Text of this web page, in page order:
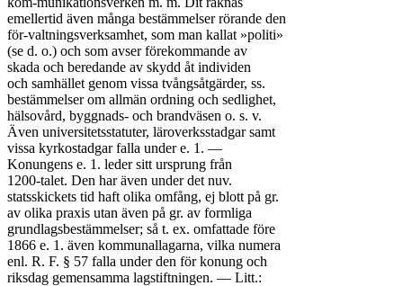
emellertid även många bestämmelser rörande den
för-valtningsverksamhet, som man kallat »politi»
(se d. o.) och som avser förekommande av
skada och beredande av skydd åt individen
och samhället genom vissa tvångsåtgärder, ss.
bestämmelser om allmän ordning och sedlighet,
hälsovård, byggnads- och brandväsen o. s. v.
Även universitetsstatuter, läroverksstadgar samt
vissa kyrkostadgar falla under e. 1. —
Konungens e. 1. leder sitt ursprung från
1200-talet. Den har även under det nuv.
statsskickets tid haft olika omfång, ej blott på gr.
av olika praxis utan även på gr. av formliga
grundlagsbestämmelser; så t. ex. omfattade före
1866 e. 1. även kommunallagarna, vilka numera
enl. R. F. § 57 falla under den för konung och
riksdag gemensamma lagstiftningen. — Litt.: